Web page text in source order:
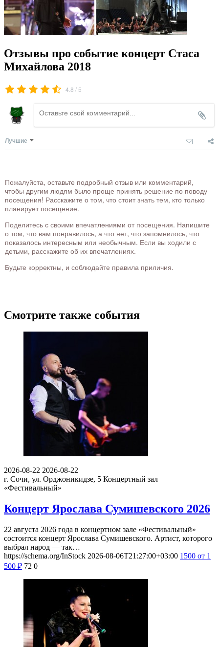
Отзывы про событие концерт Стаса
Михайлова 2018
4.8 / 5
Лучшие
Пожалуйста, оставьте подробный отзыв или комментарий,
чтобы другим людям было проще принять решение по поводу
посещения! Расскажите о том, что стоит знать тем, кто только
планирует посещение.
Поделитесь с своими впечатлениями от посещения. Напишите
о том, что вам понравилось, а что нет, что запомнилось, что
показалось интересным или необычным. Если вы ходили с
детьми, расскажите об их впечатлениях.
Будьте корректны, и соблюдайте правила приличия.
Смотрите также события
2026-08-22 2026-08-22
г. Сочи, ул. Орджоникидзе, 5 Концертный зал
«Фестивальный»
Концерт Ярослава Сумишевского 2026
22 августа 2026 года в концертном зале «Фестивальный»
состоится концерт Ярослава Сумишевского. Артист, которого
выбрал народ — так…
https://schema.org/InStock 2026-08-06T21:27:00+03:00 1500 от 1
500 ₽ 72 0